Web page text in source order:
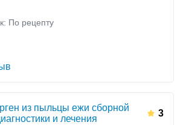
По рецепту
из пыльцы ежи сборной
и лечения
3